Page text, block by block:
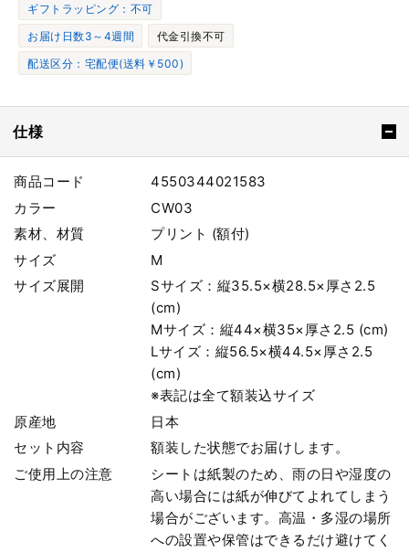
ギフトラッピング：不可
お届け日数3～4週間
代金引換不可
配送区分：宅配便(送料￥500)
仕様
商品コード
4550344021583
カラー
CW03
素材、材質
プリント (額付)
サイズ
M
サイズ展開
Sサイズ：縦35.5×横28.5×厚さ2.5
(cm)
Mサイズ：縦44×横35×厚さ2.5 (cm)
Lサイズ：縦56.5×横44.5×厚さ2.5
(cm)
※表記は全て額装込サイズ
原産地
日本
セット内容
額装した状態でお届けします。
ご使用上の注意
シートは紙製のため、雨の日や湿度の
高い場合には紙が伸びてよれてしまう
場合がございます。高温・多湿の場所
への設置や保管はできるだけ避けてく